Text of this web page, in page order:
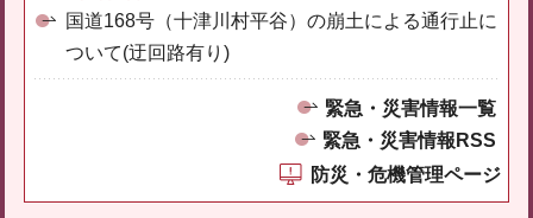
国道168号（十津川村平谷）の崩土による通行止に
ついて(迂回路有り)
緊急・災害情報一覧
緊急・災害情報RSS
防災・危機管理ページ